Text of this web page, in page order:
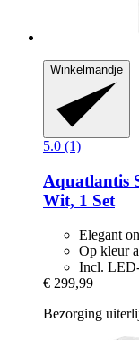
Winkelmandje
5.0 (1)
Aquatlantis
Wit, 1 Set
Elegant
Op kleur
Incl.
€ 299,99
Bezorging